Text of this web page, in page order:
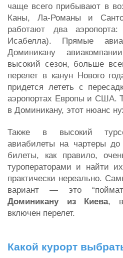
чаще всего прибывают в
Каны, Ла-Романы и
работают два
Исабелла). Прямые
Доминикану
высокий сезон, больше
перелет в канун Нового
придется лететь с
аэропортах Европы и США.
в Доминикану, этот нюанс
Также в высокий
авиабилеты на чартеры
билеты, как правило,
туроператорами и найти
практически нереально.
вариант — это
Доминикану из Киева, в
включен перелет.
Какой курорт